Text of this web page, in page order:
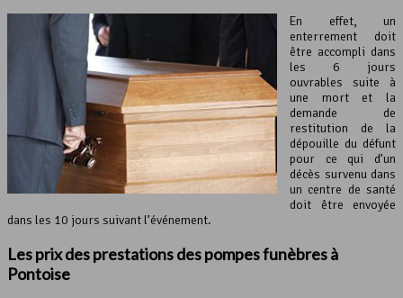
En effet, un
enterrement doit
être accompli dans
les 6 jours
ouvrables suite à
une mort et la
demande de
restitution de la
dépouille du défunt
pour ce qui d’un
décès survenu dans
un centre de santé
doit être envoyée
dans les 10 jours suivant l’événement.
Les prix des prestations des pompes funèbres à
Pontoise